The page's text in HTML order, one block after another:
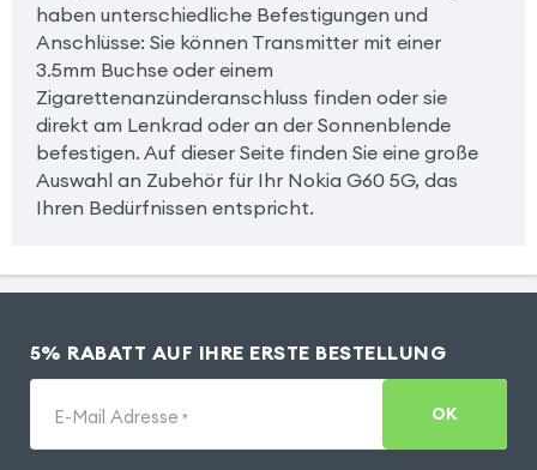
haben unterschiedliche Befestigungen und
Anschlüsse: Sie können Transmitter mit einer
3.5mm Buchse oder einem
Zigarettenanzünderanschluss finden oder sie
direkt am Lenkrad oder an der Sonnenblende
befestigen. Auf dieser Seite finden Sie eine große
Auswahl an Zubehör für Ihr Nokia G60 5G, das
Ihren Bedürfnissen entspricht.
5% RABATT AUF IHRE ERSTE BESTELLUNG
E-Mail Adresse * OK